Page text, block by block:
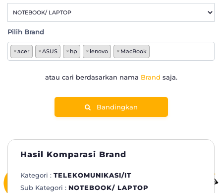
Pilih Brand
×acer ×ASUS × hp × lenovo × MacBook
atau cari berdasarkan nama Brand saja.
Bandingkan
Hasil Komparasi Brand
Kategori : TELEKOMUNIKASI/IT
Sub Kategori : NOTEBOOK/ LAPTOP